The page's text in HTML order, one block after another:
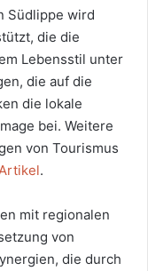
Südlippe wird
die die
Lebensstil unter
die auf die
die lokale
bei. Weitere
von Tourismus
Artikel.
mit regionalen
von
die durch